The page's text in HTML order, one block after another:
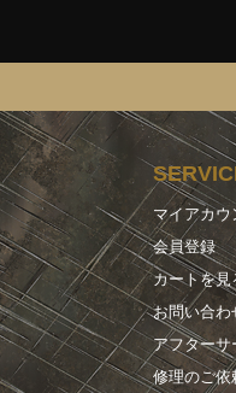
マイアカウ
会員登録
カートを見
お問い合わ
アフターサ
修理のご依